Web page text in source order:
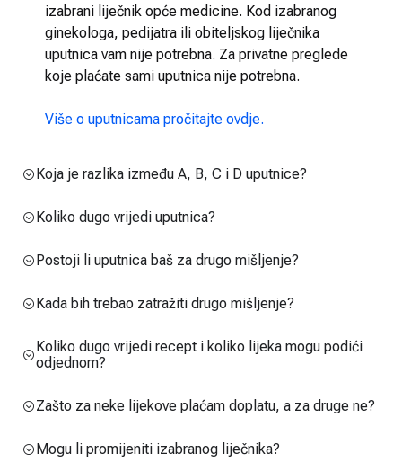
izabrani liječnik opće medicine. Kod izabranog
ginekologa, pedijatra ili obiteljskog liječnika
uputnica vam nije potrebna. Za privatne preglede
koje plaćate sami uputnica nije potrebna.
Više o uputnicama pročitajte ovdje.
Koja je razlika između A, B, C i D uputnice?
Koliko dugo vrijedi uputnica?
Postoji li uputnica baš za drugo mišljenje?
Kada bih trebao zatražiti drugo mišljenje?
Koliko dugo vrijedi recept i koliko lijeka mogu podići
odjednom?
Zašto za neke lijekove plaćam doplatu, a za druge ne?
Mogu li promijeniti izabranog liječnika?